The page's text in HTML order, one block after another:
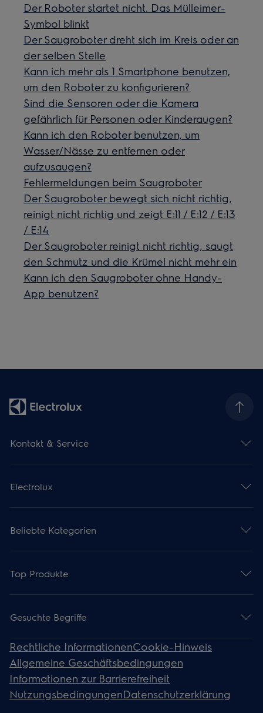
Der Roboter startet nicht. Das Mülleimer-
Symbol blinkt
Der Saugroboter dreht sich im Kreis oder an
der selben Stelle
Kann ich mehr als 1 Smartphone benutzen,
um den Roboter zu konfigurieren?
Sind die Sensoren oder die Kamera
gefährlich für Personen oder Kinderaugen?
Kann ich den Roboter benutzen, um
Wasser/Nässe zu entfernen oder
aufzusaugen?
Fehlermeldungen beim Saugroboter
Der Saugroboter bewegt sich nicht richtig,
reinigt nicht richtig und zeigt E:11 / E:12 / E:13
/ E:14
Der Saugroboter reinigt nicht richtig, saugt
den Schmutz und die Krümel nicht mehr ein
Kann ich den Saugroboter ohne Handy-
App benutzen?
Kontakt & Service
Electrolux
Beliebte Kategorien
Top Produkte
Gesuchte Begriffe
Rechtliche InformationenCookie-Hinweis
Allgemeine Geschäftsbedingungen
Informationen zur Barrierefreiheit
NutzungsbedingungenDatenschutzerklärung